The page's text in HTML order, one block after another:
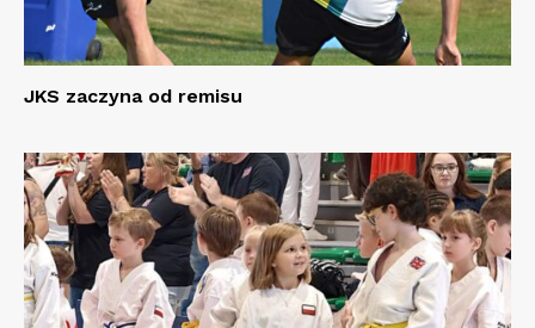
JKS zaczyna od remisu